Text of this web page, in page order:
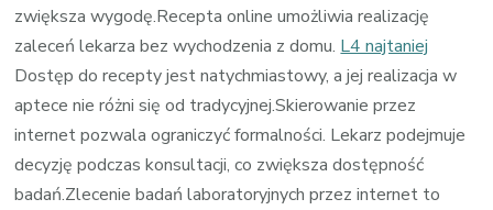
zwiększa wygodę.Recepta online umożliwia realizację
zaleceń lekarza bez wychodzenia z domu. L4 najtaniej
Dostęp do recepty jest natychmiastowy, a jej realizacja w
aptece nie różni się od tradycyjnej.Skierowanie przez
internet pozwala ograniczyć formalności. Lekarz podejmuje
decyzję podczas konsultacji, co zwiększa dostępność
badań.Zlecenie badań laboratoryjnych przez internet to